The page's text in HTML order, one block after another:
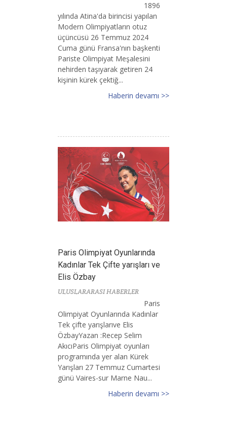
1896
yılında Atina'da birincisi yapılan
Modern Olimpiyatların otuz
üçüncüsü 26 Temmuz 2024
Cuma günü Fransa'nın başkenti
Pariste Olimpiyat Meşalesini
nehirden taşıyarak getiren 24
kişinin kürek çektiğ...
Haberin devamı >>
Paris Olimpiyat Oyunlarında
Kadınlar Tek Çifte yarışları ve
Elis Özbay
ULUSLARARASI HABERLER
Paris
Olimpiyat Oyunlarında Kadınlar
Tek çifte yarışlarıve Elis
ÖzbayYazan :Recep Selim
AkıcıParis Olimpiyat oyunları
programında yer alan Kürek
Yarışları 27 Temmuz Cumartesi
günü Vaires-sur Marne Nau...
Haberin devamı >>